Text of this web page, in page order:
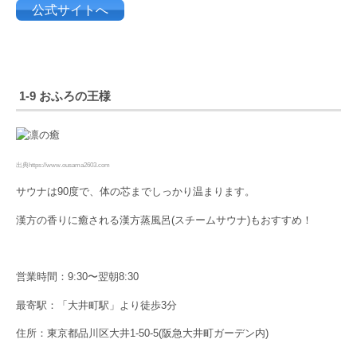
公式サイトへ
1-9 おふろの王様
出典https://www.ousama2603.com
サウナは90度で、体の芯までしっかり温まります。
漢方の香りに癒される漢方蒸風呂(スチームサウナ)もおすすめ！
営業時間：9:30〜翌朝8:30
最寄駅：「大井町駅」より徒歩3分
住所：東京都品川区大井1-50-5(阪急大井町ガーデン内)